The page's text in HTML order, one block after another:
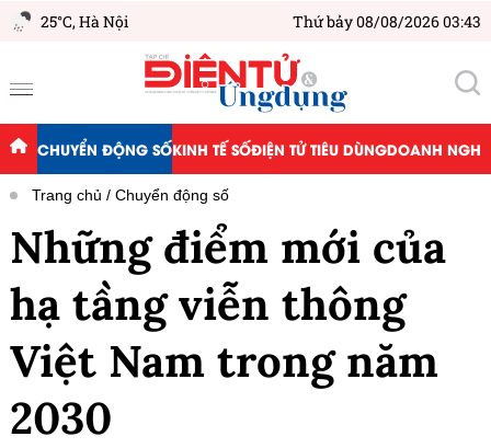
25°C,Hà Nội Thứ bảy 08/08/2026 03:43
CHUYỂN ĐỘNG SỐKINH TẾ SỐĐIỆN TỬ TIÊU DÙNGDOANH
Trang chủ Chuyển động số
Những điểm mới của
hạ tầng viễn thông
Việt Nam trong năm
2030